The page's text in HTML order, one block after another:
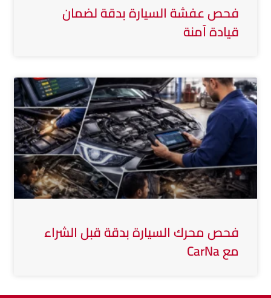
فحص عفشة السيارة بدقة لضمان
قيادة آمنة
فحص محرك السيارة بدقة قبل الشراء
مع CarNa